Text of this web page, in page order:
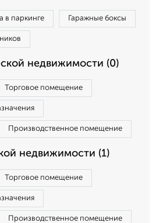
в паркинге Гаражные боксы
недвижимости (0)
Торговое помещение
Производственное помещение
недвижимости (1)
Торговое помещение
Производственное помещение